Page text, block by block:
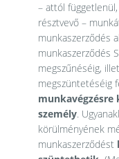
– attól
résztvevő –
munkaszerződés
munkaszerződés
megszűnéséig,
megszüntetéséig
munkavégzésre
személy.
körülményének
munkaszerződést